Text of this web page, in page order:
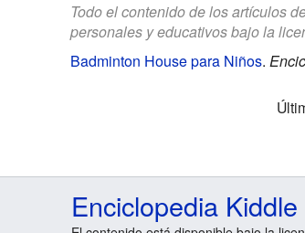
Todo el contenido de los artículos
personales y educativos bajo la
Badminton House para Niños.
Enciclopedia Kiddle